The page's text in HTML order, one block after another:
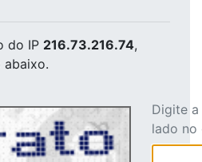
do IP 216.73.216.74,
abaixo.
Digite
lado no